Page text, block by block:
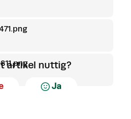
artikel nuttig?
Ja